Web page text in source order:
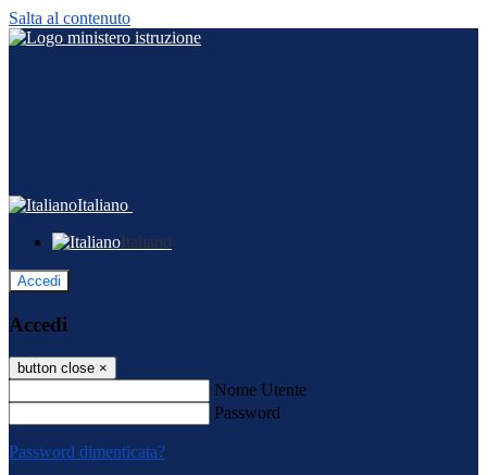
Salta al contenuto
Italiano
Italiano
Accedi
Accedi
button close ×
Nome Utente
Password
Password dimenticata?